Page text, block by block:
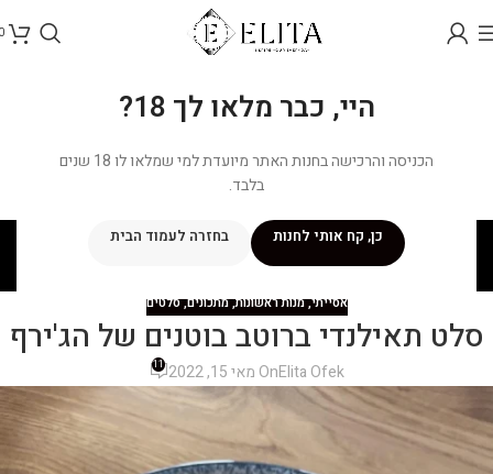
היי, כבר מלאו לך 18?
הכניסה והרכישה בחנות האתר מיועדת למי שמלאו לו 18 שנים
בלבד.
כן, קח אותי לחנות בחזרה לעמוד הביתבלוג
אסייתי,מנות ראשונות,מתכונים,סלטים
סלט תאילנדי ברוטב בוטנים של הג'ירף
Elita OfekOn מאי 15, 2022 11